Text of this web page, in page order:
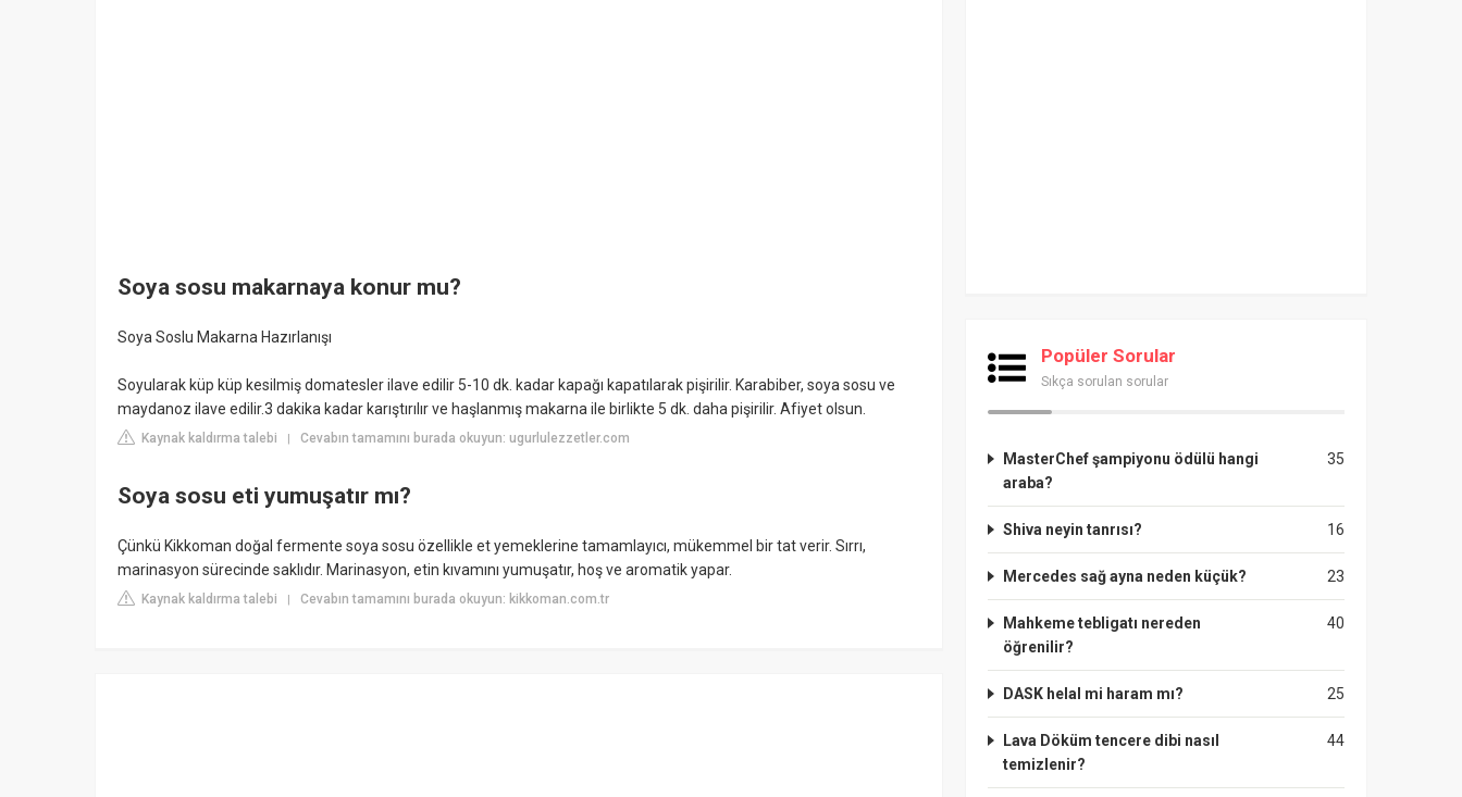
Soya sosu makarnaya konur mu?
Soya Soslu Makarna Hazırlanışı
Soyularak küp küp kesilmiş domatesler ilave edilir 5-10 dk. kadar kapağı kapatılarak pişirilir. Karabiber, soya sosu ve
maydanoz ilave edilir.3 dakika kadar karıştırılır ve haşlanmış makarna ile birlikte 5 dk. daha pişirilir. Afiyet olsun.
Kaynak kaldırma talebi | Cevabın tamamını burada okuyun: ugurlulezzetler.com
Soya sosu eti yumuşatır mı?
Çünkü Kikkoman doğal fermente soya sosu özellikle et yemeklerine tamamlayıcı, mükemmel bir tat verir. Sırrı,
marinasyon sürecinde saklıdır. Marinasyon, etin kıvamını yumuşatır, hoş ve aromatik yapar.
Kaynak kaldırma talebi | Cevabın tamamını burada okuyun: kikkoman.com.tr
Popüler Sorular
Sıkça sorulan sorular
35
MasterChef şampiyonu ödülü hangi
araba?
16
Shiva neyin tanrısı?
23
Mercedes sağ ayna neden küçük?
40
Mahkeme tebligatı nereden
öğrenilir?
25
DASK helal mi haram mı?
44
Lava Döküm tencere dibi nasıl
temizlenir?